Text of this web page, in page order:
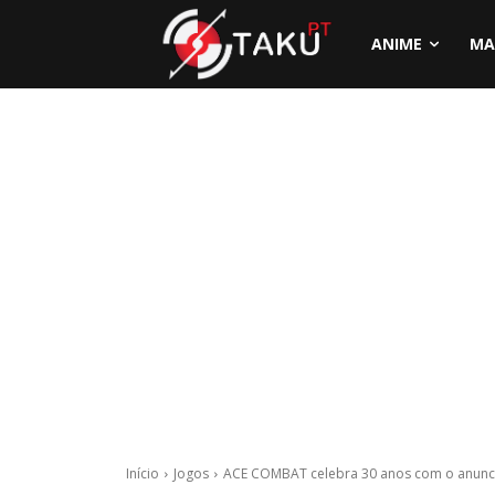
ANIME
Início Jogos ACE COMBAT celebra 30 anos com o